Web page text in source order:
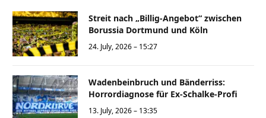
Streit nach „Billig-Angebot“ zwischen
Borussia Dortmund und Köln
24. July, 2026 – 15:27
Wadenbeinbruch und Bänderriss:
Horrordiagnose für Ex-Schalke-Profi
13. July, 2026 – 13:35